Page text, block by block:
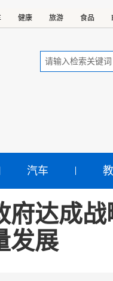
健康 旅游 食品
汽车
府达成
发展